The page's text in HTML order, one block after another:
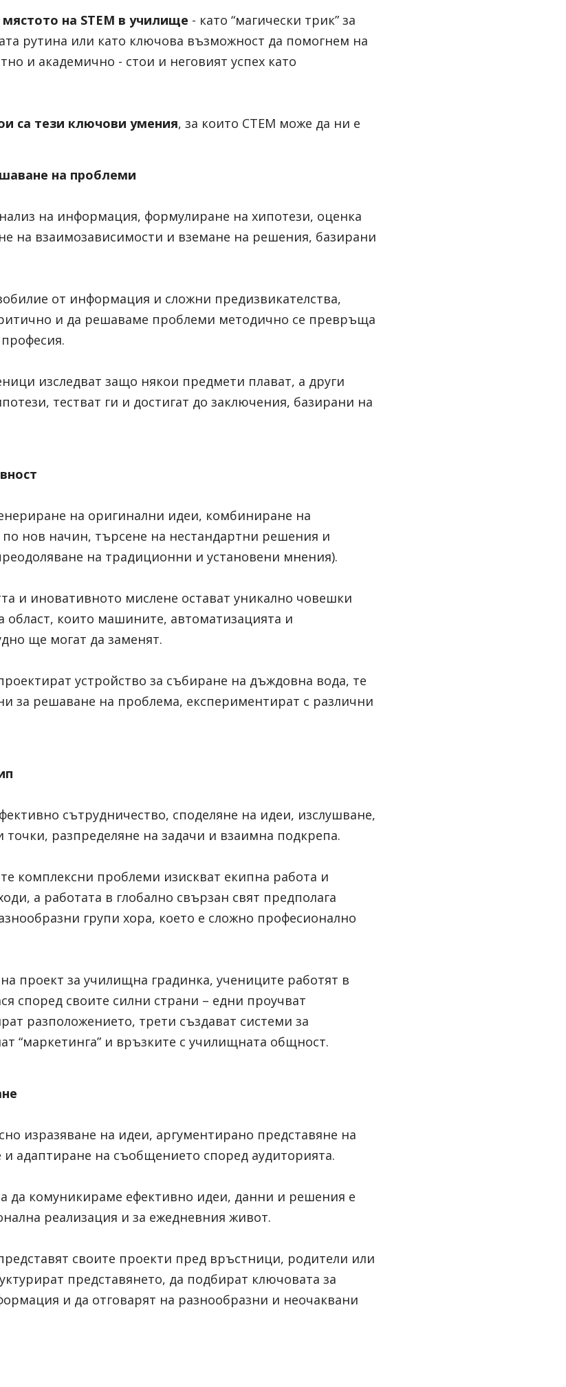
на STEM в училище - като “магически трик” за
рутина или като ключова възможност да помогнем на
и академично - стои и неговият успех като
са тези ключови умения, за които СТЕМ може да ни е
на проблеми
на информация, формулиране на хипотези, оценка
на взаимозависимости и вземане на решения, базирани
от информация и сложни предизвикателства,
и да решаваме проблеми методично се превръща
изследват защо някои предмети плават, а други
тестват ги и достигат до заключения, базирани на
на оригинални идеи, комбиниране на
нов начин, търсене на нестандартни решения и
на традиционни и установени мнения).
и иновативното мислене остават уникално човешки
област, които машините, автоматизацията и
ще могат да заменят.
устройство за събиране на дъждовна вода, те
за решаване на проблема, експериментират с различни
сътрудничество, споделяне на идеи, изслушване,
точки, разпределяне на задачи и взаимна подкрепа.
комплексни проблеми изискват екипна работа и
а работата в глобално свързан свят предполага
групи хора, което е сложно професионално
проект за училищна градинка, учениците работят в
според своите силни страни – едни проучват
разположението, трети създават системи за
“маркетинга” и връзките с училищната общност.
изразяване на идеи, аргументирано представяне на
адаптиране на съобщението според аудиторията.
да комуникираме ефективно идеи, данни и решения е
реализация и за ежедневния живот.
своите проекти пред връстници, родители или
представянето, да подбират ключовата за
и да отговарят на разнообразни и неочаквани